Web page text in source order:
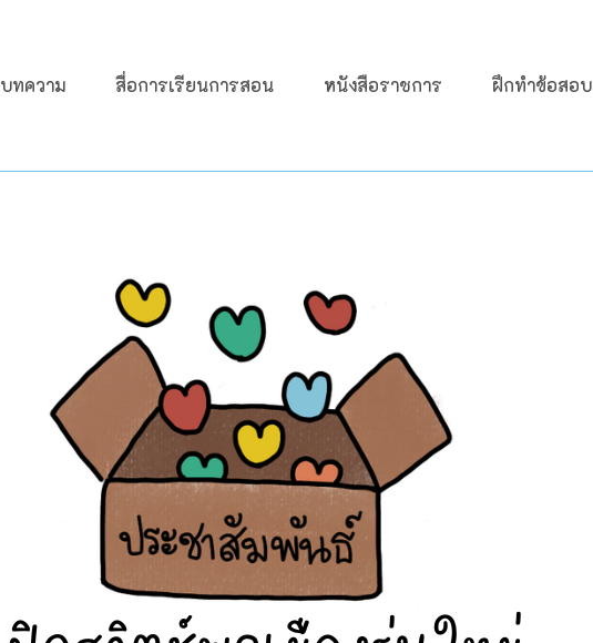
บทความ สื่อการเรียนการสอน หนังสือราชการ ฝึกทำข้อสอบ